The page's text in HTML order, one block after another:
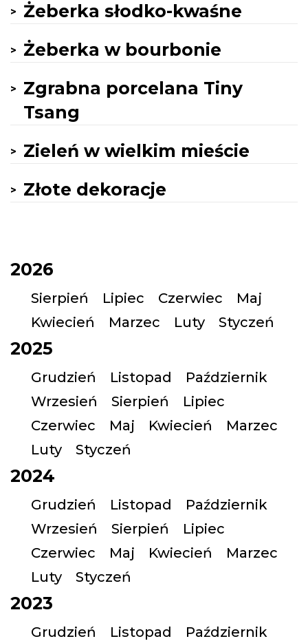
Żeberka słodko-kwaśne
Żeberka w bourbonie
Zgrabna porcelana Tiny
Tsang
Zieleń w wielkim mieście
Złote dekoracje
2026
Sierpień Lipiec Czerwiec
Maj
Kwiecień
Marzec Luty Styczeń
2025
Grudzień Listopad
Październik
Wrzesień
Sierpień
Lipiec
Czerwiec
Maj Kwiecień
Marzec
Luty
Styczeń
2024
Grudzień Listopad
Październik
Wrzesień
Sierpień
Lipiec
Czerwiec
Maj Kwiecień
Marzec
Luty
Styczeń
2023
Grudzień Listopad
Październik